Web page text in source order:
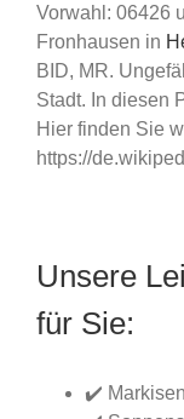
Vorwahl: 06426
Fronhausen in
BID, MR.
Stadt. In diesen
Hier finden Sie
https://
Unsere
für Sie:
✔️ Markisen